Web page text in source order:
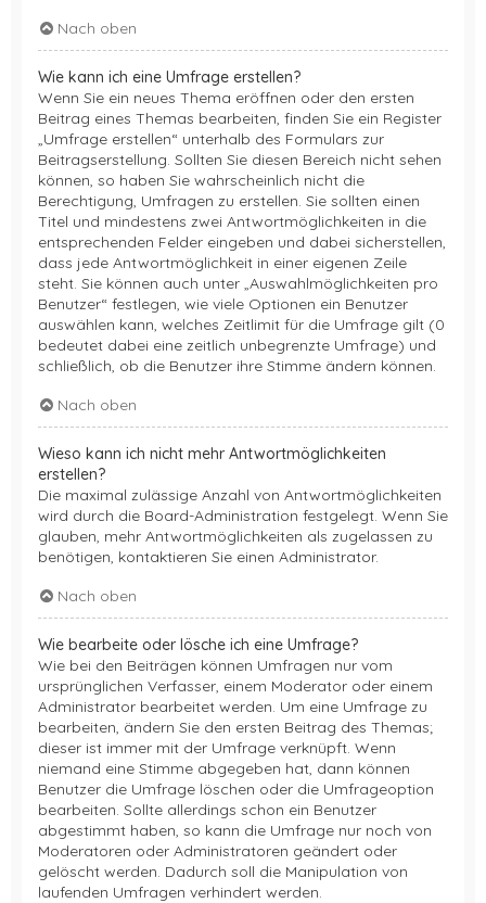
Nach oben
Wie kann ich eine Umfrage erstellen?
Wenn Sie ein neues Thema eröffnen oder den ersten
Beitrag eines Themas bearbeiten, finden Sie ein Register
„Umfrage erstellen“ unterhalb des Formulars zur
Beitragserstellung. Sollten Sie diesen Bereich nicht sehen
können, so haben Sie wahrscheinlich nicht die
Berechtigung, Umfragen zu erstellen. Sie sollten einen
Titel und mindestens zwei Antwortmöglichkeiten in die
entsprechenden Felder eingeben und dabei sicherstellen,
dass jede Antwortmöglichkeit in einer eigenen Zeile
steht. Sie können auch unter „Auswahlmöglichkeiten pro
Benutzer“ festlegen, wie viele Optionen ein Benutzer
auswählen kann, welches Zeitlimit für die Umfrage gilt (0
bedeutet dabei eine zeitlich unbegrenzte Umfrage) und
schließlich, ob die Benutzer ihre Stimme ändern können.
Nach oben
Wieso kann ich nicht mehr Antwortmöglichkeiten
erstellen?
Die maximal zulässige Anzahl von Antwortmöglichkeiten
wird durch die Board-Administration festgelegt. Wenn Sie
glauben, mehr Antwortmöglichkeiten als zugelassen zu
benötigen, kontaktieren Sie einen Administrator.
Nach oben
Wie bearbeite oder lösche ich eine Umfrage?
Wie bei den Beiträgen können Umfragen nur vom
ursprünglichen Verfasser, einem Moderator oder einem
Administrator bearbeitet werden. Um eine Umfrage zu
bearbeiten, ändern Sie den ersten Beitrag des Themas;
dieser ist immer mit der Umfrage verknüpft. Wenn
niemand eine Stimme abgegeben hat, dann können
Benutzer die Umfrage löschen oder die Umfrageoption
bearbeiten. Sollte allerdings schon ein Benutzer
abgestimmt haben, so kann die Umfrage nur noch von
Moderatoren oder Administratoren geändert oder
gelöscht werden. Dadurch soll die Manipulation von
laufenden Umfragen verhindert werden.